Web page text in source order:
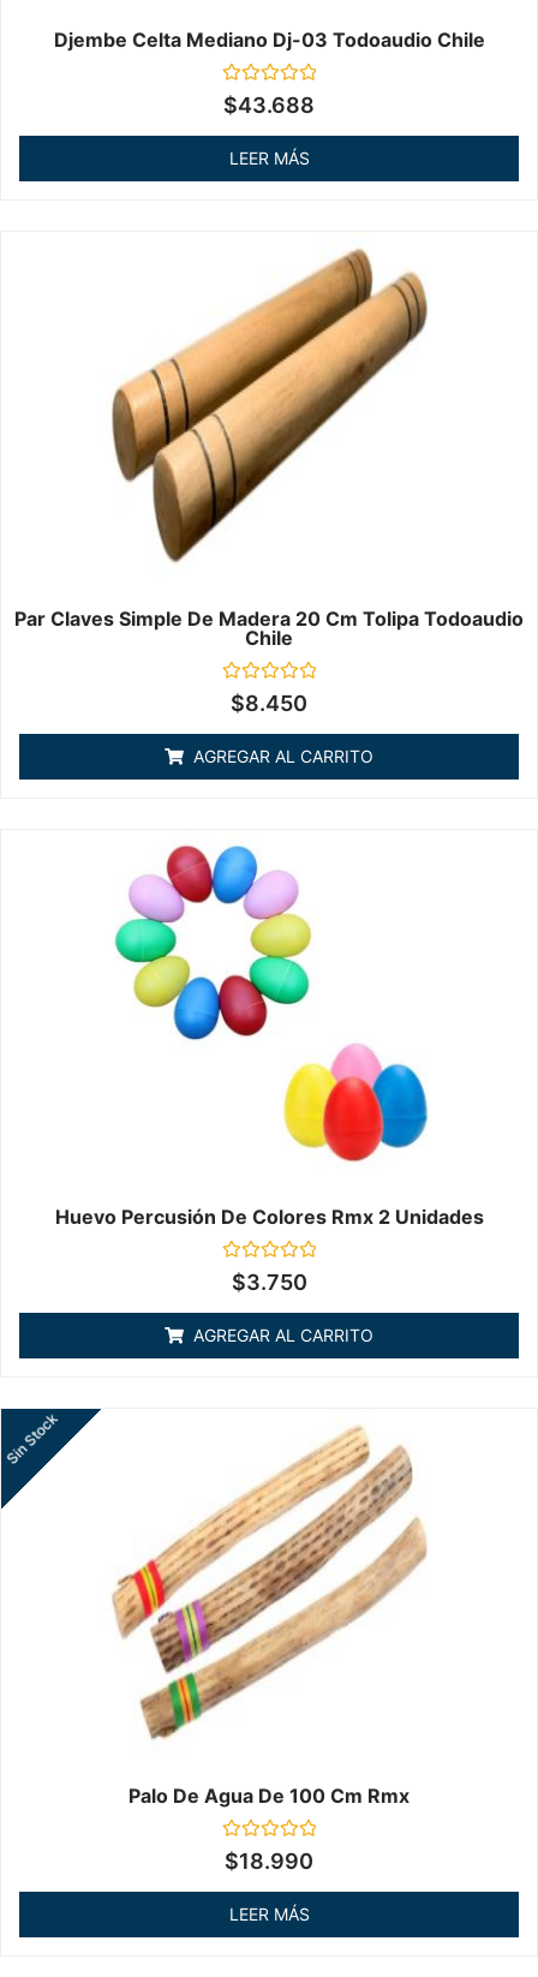
Djembe Celta Mediano Dj-03 Todoaudio Chile
Valorado
en
de
$43.688
LEER MÁS
Par Claves Simple De Madera 20 Cm Tolipa Todoaudio
Chile
Valorado
en
de
5
$8.450
AGREGAR AL CARRITO
Huevo Percusión De Colores Rmx 2 Unidades
Valorado
en
de
5
$3.750
AGREGAR AL CARRITO
Palo De Agua De 100 Cm Rmx
Valorado
en
de
Sin Stock
$18.990
LEER MÁS